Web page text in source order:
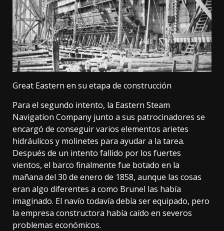
Great Eastern en su etapa de construcción
Para el segundo intento, la Eastern Steam
Navigation Company junto a sus patrocinadores se
encargó de conseguir varios elementos arietes
hidráulicos y molinetes para ayudar a la tarea.
Después de un intento fallido por los fuertes
vientos, el barco finalmente fue botado en la
mañana del 30 de enero de 1858, aunque las cosas
eran algo diferentes a como Brunel las había
imaginado. El navío todavía debía ser equipado, pero
la empresa constructora había caído en severos
problemas económicos.